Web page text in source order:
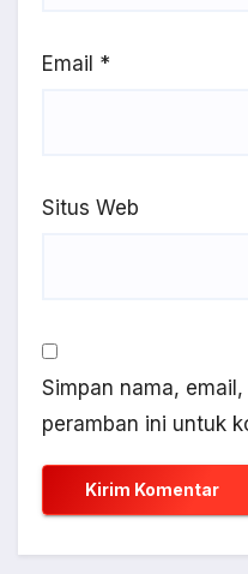
Email *
Situs Web
Simpan nama,
peramban ini untuk